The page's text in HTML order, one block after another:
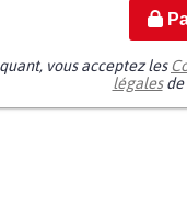
vous acceptez les
légalesde